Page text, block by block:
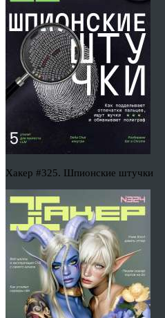
Хакер #325. Шпионские штучки